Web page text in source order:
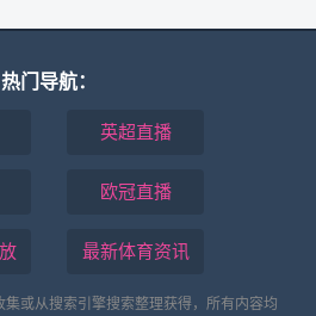
热门导航：
英超直播
欧冠直播
最新体育资讯
或从搜索引擎搜索整理获得，所有内容均